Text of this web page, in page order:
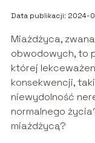
Data publikacji: 2024-
Miażdżyca,
obwodowych, to
której
konsekwencji,
niewydolność
normalnego
miażdżycą?